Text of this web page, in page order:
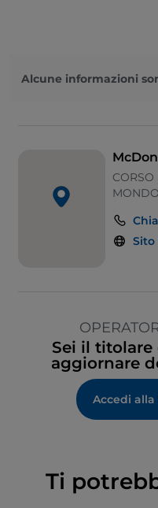
Menù bambini
Tavoli all'aperto
Alcune informazioni
Sito
Sei il
aggiornare
Accedi
Ti